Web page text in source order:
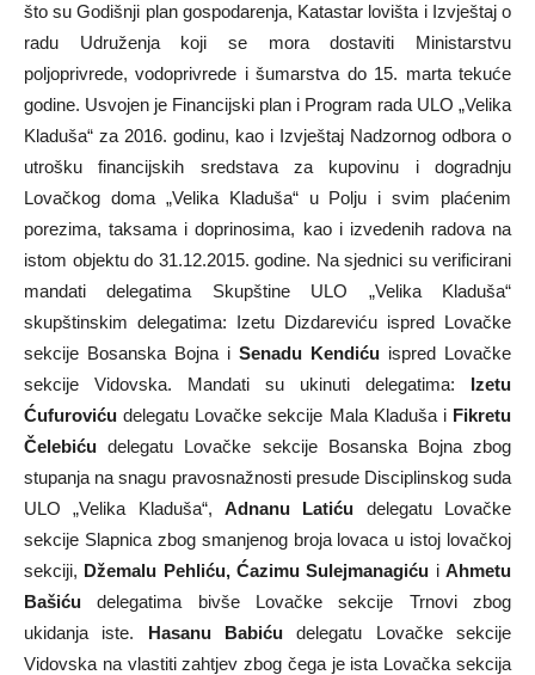
što su Godišnji plan gospodarenja, Katastar lovišta i Izvještaj o
radu Udruženja koji se mora dostaviti Ministarstvu
poljoprivrede, vodoprivrede i šumarstva do 15. marta tekuće
godine. Usvojen je Financijski plan i Program rada ULO „Velika
Kladuša“ za 2016. godinu, kao i Izvještaj Nadzornog odbora o
utrošku financijskih sredstava za kupovinu i dogradnju
Lovačkog doma „Velika Kladuša“ u Polju i svim plaćenim
porezima, taksama i doprinosima, kao i izvedenih radova na
istom objektu do 31.12.2015. godine. Na sjednici su verificirani
mandati delegatima Skupštine ULO „Velika Kladuša“
skupštinskim delegatima: Izetu Dizdareviću ispred Lovačke
sekcije Bosanska Bojna i Senadu Kendiću ispred Lovačke
sekcije Vidovska. Mandati su ukinuti delegatima: Izetu
Ćufuroviću delegatu Lovačke sekcije Mala Kladuša i Fikretu
Čelebiću delegatu Lovačke sekcije Bosanska Bojna zbog
stupanja na snagu pravosnažnosti presude Disciplinskog suda
ULO „Velika Kladuša“, Adnanu Latiću delegatu Lovačke
sekcije Slapnica zbog smanjenog broja lovaca u istoj lovačkoj
sekciji, Džemalu Pehliću, Ćazimu Sulejmanagiću iAhmetu
Bašiću delegatima bivše Lovačke sekcije Trnovi zbog
ukidanja iste. Hasanu Babiću delegatu Lovačke sekcije
Vidovska na vlastiti zahtjev zbog čega je ista Lovačka sekcija